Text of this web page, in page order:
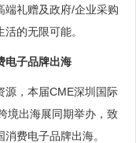
端礼赠及政府/企业采购
的无限可能。
电子品牌出海
源，本届CME深圳国际
境出海展同期举办，致
费电子品牌出海。